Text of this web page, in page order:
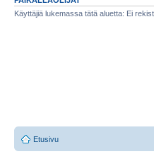
Käyttäjiä lukemassa tätä aluetta: Ei
Etusivu